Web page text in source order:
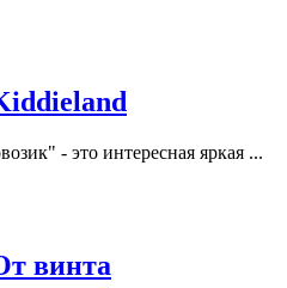
- это интересная яркая ...
винта